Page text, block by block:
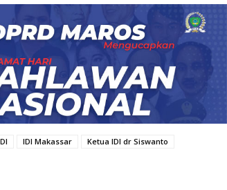
IDI Makassar
Ketua IDI dr Siswanto